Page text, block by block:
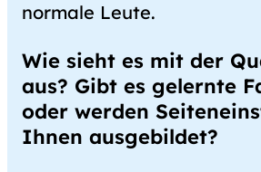
normale Leute.
Wie sieht es mit der
aus? Gibt es gelernte
oder werden
Ihnen ausgebildet?